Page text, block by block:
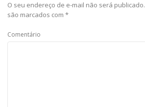
O seu endereço de e-mail não será publicado.
são marcados com *
Comentário